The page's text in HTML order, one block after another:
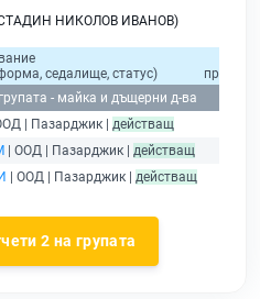
НИКОЛОВ ИВАНОВ)
седалище, статус)
приходи
- майка и дъщерни д-ва
| Пазарджик | действащ
| ООД | Пазарджик | действащ
| ООД | Пазарджик | действащ
2 на групата